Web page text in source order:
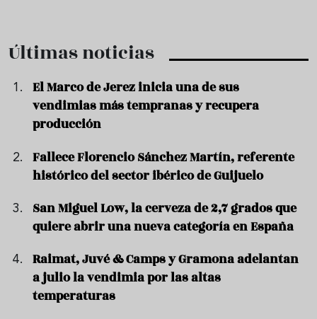
Últimas noticias
El Marco de Jerez inicia una de sus
vendimias más tempranas y recupera
producción
Fallece Florencio Sánchez Martín, referente
histórico del sector ibérico de Guijuelo
San Miguel Low, la cerveza de 2,7 grados que
quiere abrir una nueva categoría en España
Raimat, Juvé & Camps y Gramona adelantan
a julio la vendimia por las altas
temperaturas